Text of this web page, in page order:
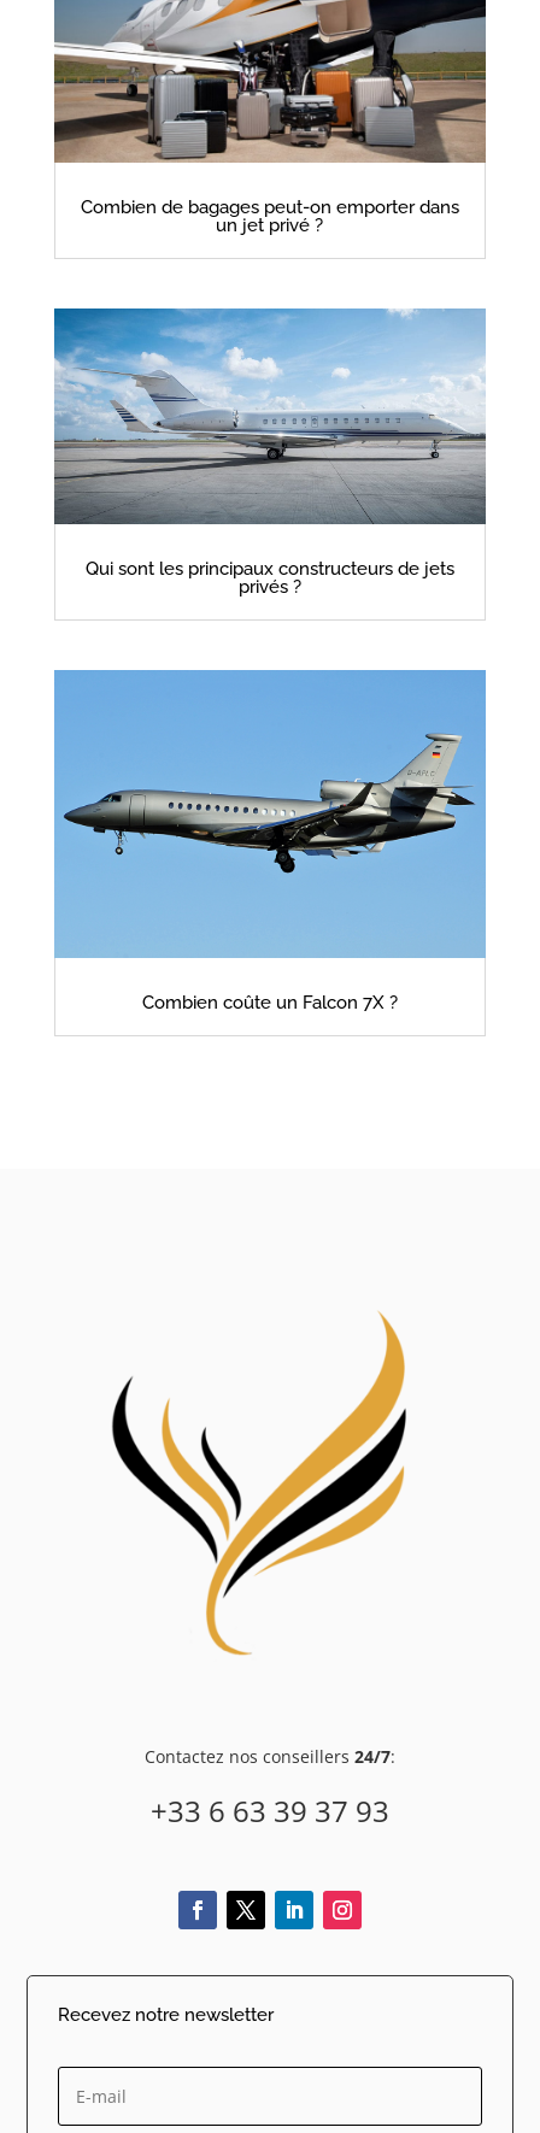
Combien de bagages peut-on emporter dans
un jet privé ?
Qui sont les principaux constructeurs de jets
privés ?
Combien coûte un Falcon 7X ?
Contactez nos conseillers 24/7:
+33 6 63 39 37 93
Recevez notre newsletter